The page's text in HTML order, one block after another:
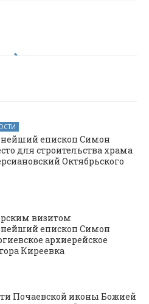
епископ Симон
для строительства храма
Октябрьского
визитом
епископ Симон
архиерейское
Киреевка
Почаевской иконы Божией